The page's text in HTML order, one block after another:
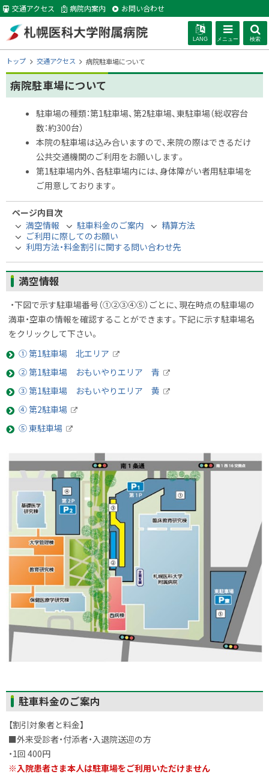
本
へ
交通アクセス 病院内案内 お問い合わせ
札幌医科大学附
属病院
LANG メニュー 検索
現
在
位
置
トップ 交通アクセス 病院駐車場について
病院駐車場について
駐車場の種類：第1駐車場、第2駐車場、東駐車場（総収容台
数：約300台）
本院の駐車場は込み合いますので、来院の際はできるだけ
公共交通機関のご利用をお願いします。
第1駐車場内外、各駐車場内には、身体障がい者用駐車場を
ご用意しております。
ページ内目次
満空情報
駐車料金のご案内
精算方法
ご利用に際してのお願い
利用方法・料金割引に関する問い合わせ先
満空情報
・下図で示す駐車場番号（①②③④⑤）ごとに、現在時点の駐車場の
満車・空車の情報を確認することができます。下記に示す駐車場名
をクリックして下さい。
① 第1駐車場 北エリア
部
イ
② 第1駐車場 おもいやりエリア 青
部
③ 第1駐車場 おもいやりエリア 黄
④ 第2駐車場
部
ト
⑤ 東駐車場
サ
ト
ト
ッ
プ
に
戻
る
駐車料金のご案内
【割引対象者と料金】
■外来受診者・付添者・入退院送迎の方
・1回 400円
※入院患者さま本人は駐車場をご利用いただけません